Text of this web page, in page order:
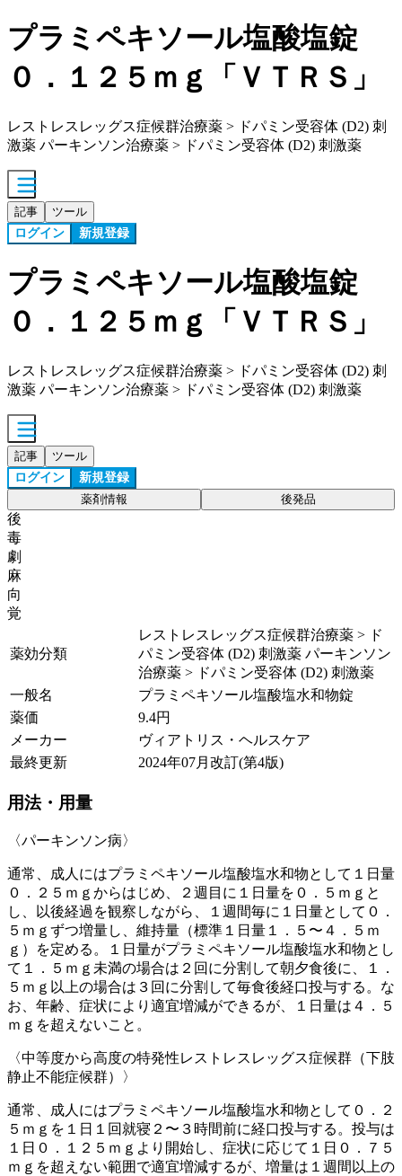
プラミペキソール塩酸塩錠
０．１２５ｍｇ「ＶＴＲＳ」
レストレスレッグス症候群治療薬 > ドパミン受容体 (D2) 刺
激薬 パーキンソン治療薬 > ドパミン受容体 (D2) 刺激薬
記事 ツール
ログイン 新規登録
プラミペキソール塩酸塩錠
０．１２５ｍｇ「ＶＴＲＳ」
レストレスレッグス症候群治療薬 > ドパミン受容体 (D2) 刺
激薬 パーキンソン治療薬 > ドパミン受容体 (D2) 刺激薬
記事 ツール
ログイン 新規登録
薬剤情報 後発品
後
毒
劇
麻
向
覚
薬効分類
レストレスレッグス症候群治療薬 > ド
パミン受容体 (D2) 刺激薬 パーキンソン
治療薬 > ドパミン受容体 (D2) 刺激薬
一般名
プラミペキソール塩酸塩水和物錠
薬価
9.4円
メーカー
ヴィアトリス・ヘルスケア
最終更新
2024年07月改訂(第4版)
用法・用量
〈パーキンソン病〉
通常、成人にはプラミペキソール塩酸塩水和物として１日量
０．２５ｍｇからはじめ、２週目に１日量を０．５ｍｇと
し、以後経過を観察しながら、１週間毎に１日量として０．
５ｍｇずつ増量し、維持量（標準１日量１．５〜４．５ｍ
ｇ）を定める。１日量がプラミペキソール塩酸塩水和物とし
て１．５ｍｇ未満の場合は２回に分割して朝夕食後に、１．
５ｍｇ以上の場合は３回に分割して毎食後経口投与する。な
お、年齢、症状により適宜増減ができるが、１日量は４．５
ｍｇを超えないこと。
〈中等度から高度の特発性レストレスレッグス症候群（下肢
静止不能症候群）〉
通常、成人にはプラミペキソール塩酸塩水和物として０．２
５ｍｇを１日１回就寝２〜３時間前に経口投与する。投与は
１日０．１２５ｍｇより開始し、症状に応じて１日０．７５
ｍｇを超えない範囲で適宜増減するが、増量は１週間以上の